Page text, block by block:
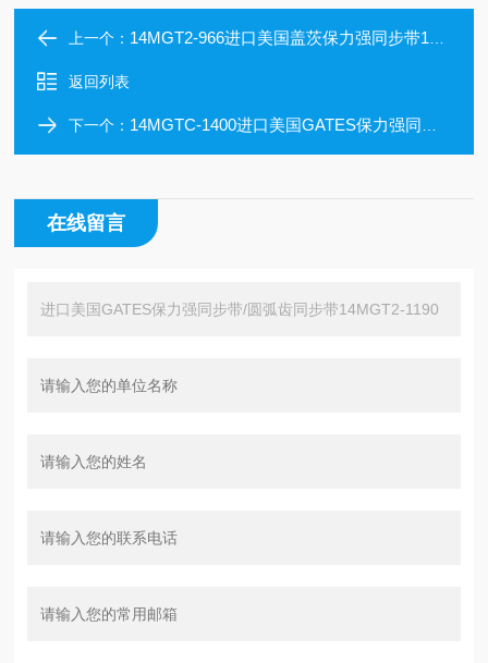
上一个： 14MGT2-966进口美国盖茨保力强同步带14MGT2-966/圆弧齿同步带
返回列表
下一个： 14MGTC-1400进口美国GATES保力强同步带/圆弧齿同步带14MGTC-1400
在线留言